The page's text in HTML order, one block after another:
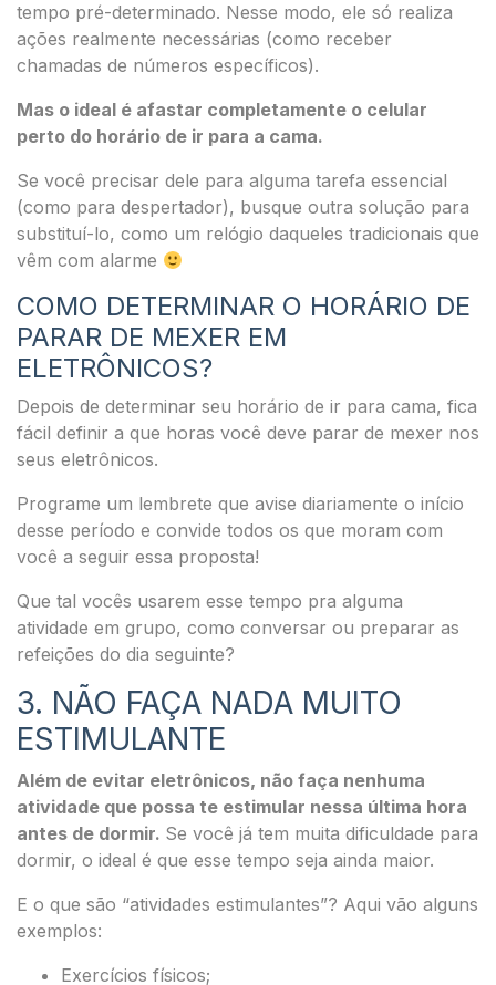
tempo pré-determinado. Nesse modo, ele só realiza
ações realmente necessárias (como receber
chamadas de números específicos).
Mas o ideal é afastar completamente o celular
perto do horário de ir para a cama.
Se você precisar dele para alguma tarefa essencial
(como para despertador), busque outra solução para
substituí-lo, como um relógio daqueles tradicionais que
vêm com alarme
COMO DETERMINAR O HORÁRIO DE
PARAR DE MEXER EM
ELETRÔNICOS?
Depois de determinar seu horário de ir para cama, fica
fácil definir a que horas você deve parar de mexer nos
seus eletrônicos.
Programe um lembrete que avise diariamente o início
desse período e convide todos os que moram com
você a seguir essa proposta!
Que tal vocês usarem esse tempo pra alguma
atividade em grupo, como conversar ou preparar as
refeições do dia seguinte?
3. NÃO FAÇA NADA MUITO
ESTIMULANTE
Além de evitar eletrônicos, não faça nenhuma
atividade que possa te estimular nessa última hora
antes de dormir. Se você já tem muita dificuldade para
dormir, o ideal é que esse tempo seja ainda maior.
E o que são “atividades estimulantes”? Aqui vão alguns
exemplos:
Exercícios físicos;